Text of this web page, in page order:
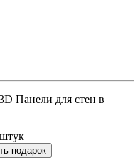
Панели для стен в
подарок